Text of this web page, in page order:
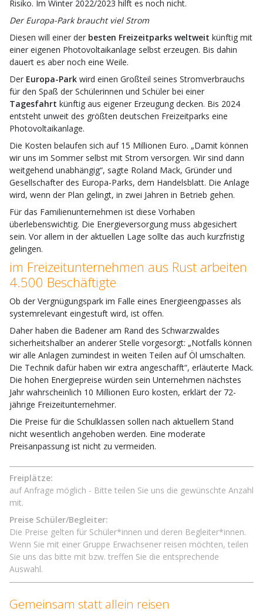
Risiko. Im Winter 2022/2023 hilft es noch nicht.
Der Europa-Park braucht viel Strom
Diesen will einer der besten Freizeitparks weltweit künftig mit
einer eigenen Photovoltaikanlage selbst erzeugen. Bis dahin
dauert es aber noch eine Weile.
Der Europa-Park wird einen Großteil seines Stromverbrauchs
für den Spaß der Schülerinnen und Schüler bei einer
Tagesfahrt künftig aus eigener Erzeugung decken. Bis 2024
entsteht unweit des größten deutschen Freizeitparks eine
Photovoltaikanlage.
Die Kosten belaufen sich auf 15 Millionen Euro. „Damit können
wir uns im Sommer selbst mit Strom versorgen. Wir sind dann
weitgehend unabhängig“, sagte Roland Mack, Gründer und
Gesellschafter des Europa-Parks, dem Handelsblatt. Die Anlage
wird, wenn der Plan gelingt, in zwei Jahren in Betrieb gehen.
Für das Familienunternehmen ist diese Vorhaben
überlebenswichtig. Die Energieversorgung muss abgesichert
sein. Vor allem in der aktuellen Lage sollte das auch kurzfristig
gelingen.
im Freizeitunternehmen aus Rust arbeiten
4.500 Beschäftigte
Ob der Vergnügungspark im Falle eines Energieengpasses als
systemrelevant eingestuft wird, ist offen.
Daher haben die Badener am Rand des Schwarzwaldes
sicherheitshalber an anderer Stelle vorgesorgt: „Notfalls können
wir alle Anlagen zumindest in weiten Teilen auf Öl umschalten.
Die Technik dafür haben wir extra angeschafft“, erläuterte Mack.
Die hohen Energiepreise würden sein Unternehmen nächstes
Jahr wahrscheinlich 10 Millionen Euro kosten, erklärt der 72-
jährige Freizeitunternehmer.
Die Preise für die Schulklassen sollen nach aktuellem Stand
nicht wesentlich angehoben werden. Eine moderate
Preisanpassung ist nicht zu vermeiden.
Freiplätze:
auf Anfrage möglich - Bitte teilen Sie uns die gewünschte Anzahl
mit.
Preise Schüler/Begleiter:
Die Preise gelten für Schüler*innen und deren Begleiter*innen.
Wenn Sie mit einer Gruppe Erwachsener reisen möchten, teilen
Sie uns das bitte mit bzw. treffen Sie die entsprechende
Auswahl.
Gemeinsam statt allein reisen